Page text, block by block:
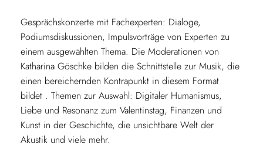
Gesprächskonzerte mit Fachexperten: Dialoge,
Podiumsdiskussionen, Impulsvorträge von Experten zu
einem ausgewählten Thema. Die Moderationen von
Katharina Göschke bilden die Schnittstelle zur Musik, die
einen bereichernden Kontrapunkt in diesem Format
bildet . Themen zur Auswahl: Digitaler Humanismus,
Liebe und Resonanz zum Valentinstag, Finanzen und
Kunst in der Geschichte, die unsichtbare Welt der
Akustik und viele mehr.